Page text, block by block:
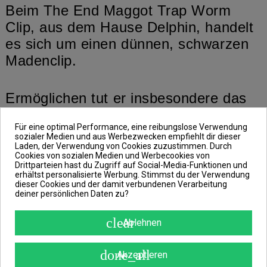
Beim The End Maggot Trap Worm
Clip, aus dem Hause Delphin, handelt
es sich um einen dünnen, schwarzen
Madenclip.
Ermöglichen tut er insbesondere das
Würmern auf das Haar.
Durch seine scharfe Spitze kannst du
allerdings nicht nur einen, sondern
mehrere Würmer auf den Clip
Eines ist sicher mit den Würmern oder
Für eine optimal Performance, eine reibungslose Verwendung
sozialer Medien und aus Werbezwecken empfiehlt dir dieser
Laden, der Verwendung von Cookies zuzustimmen. Durch
Cookies von sozialen Medien und Werbecookies von
Drittparteien hast du Zugriff auf Social-Media-Funktionen und
erhältst personalisierte Werbung. Stimmst du der Verwendung
dieser Cookies und der damit verbundenen Verarbeitung
deiner persönlichen Daten zu?
clearAblehnen
done_all
Akzeptieren